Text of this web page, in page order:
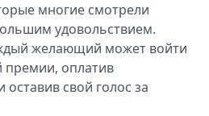
многие смотрели
удовольствием.
желающий может войти
премии, оплатив
свой голос за